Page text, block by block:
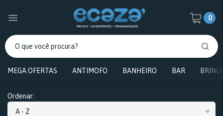
0
MEGA OFERTAS ANTIMOFO BANHEIRO BAR
Ordenar:
A - Z